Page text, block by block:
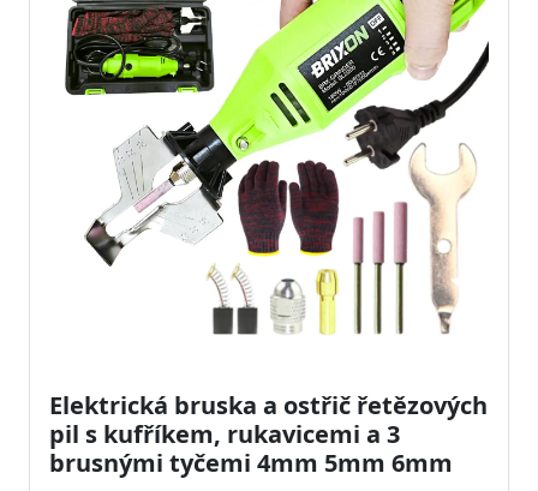
Elektrická bruska a ostřič řetězových
pil s kufříkem, rukavicemi a 3
brusnými tyčemi 4mm 5mm 6mm